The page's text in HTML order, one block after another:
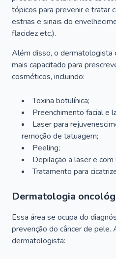
tópicos para prevenir e tratar
estrias e sinais do
flacidez etc.).
Além disso, o dermatologista
mais capacitado para
cosméticos, incluindo:
Toxina botulínica;
Preenchimento facial e
Laser para
remoção de tatuagem;
Peeling;
Depilação a laser e com
Tratamento para
Dermatologia
Essa área se ocupa do
prevenção do câncer de pele.
dermatologista: